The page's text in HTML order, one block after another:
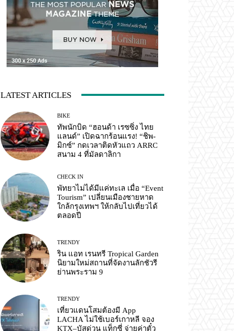
LATEST ARTICLES
BIKE
ทัพนักบิด “ฮอนด้า เรซซิ่ง ไทย
แลนด์” เปิดฉากร้อนแรง! “ชิพ-
มิกซ์” กดเวลาติดหัวแถว ARRC
สนาม 4 ที่มัลดาลิกา
CHECK IN
พัทยาไม่ได้มีแค่ทะเล เมื่อ “Event
Tourism” เปลี่ยนเมืองชายหาด
ใกล้กรุงเทพฯ ให้กลับไปเที่ยวได้
ตลอดปี
TRENDY
ริน แอท เรนทรี Tropical Garden
นิยามใหม่สถานที่จัดงานลักชัวรี
ย่านพระราม 9
TRENDY
เที่ยวแดนโสมต้องมี App
LACHA ไม่ใช้เบอร์เกาหลี จอง
KTX–บัสด่วน แท็กซี่ จ่ายค่าตั๋ว